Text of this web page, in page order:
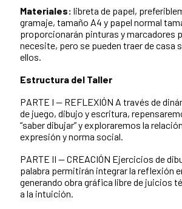
Materiales: libreta de papel,
gramaje, tamaño A4 y papel normal
proporcionarán pinturas y marcadores
necesite, pero se pueden traer de casa
ellos.
Estructura del Taller
PARTE I — REFLEXIÓN A través de
de juego, dibujo y escritura,
“saber dibujar” y exploraremos la
expresión y norma social.
PARTE II — CREACIÓN Ejercicios de
palabra permitirán integrar la reflexión
generando obra gráfica libre de juicios
a la intuición.